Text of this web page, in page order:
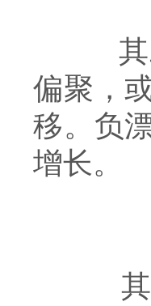
其二
偏聚，
移。负
增长。
其三